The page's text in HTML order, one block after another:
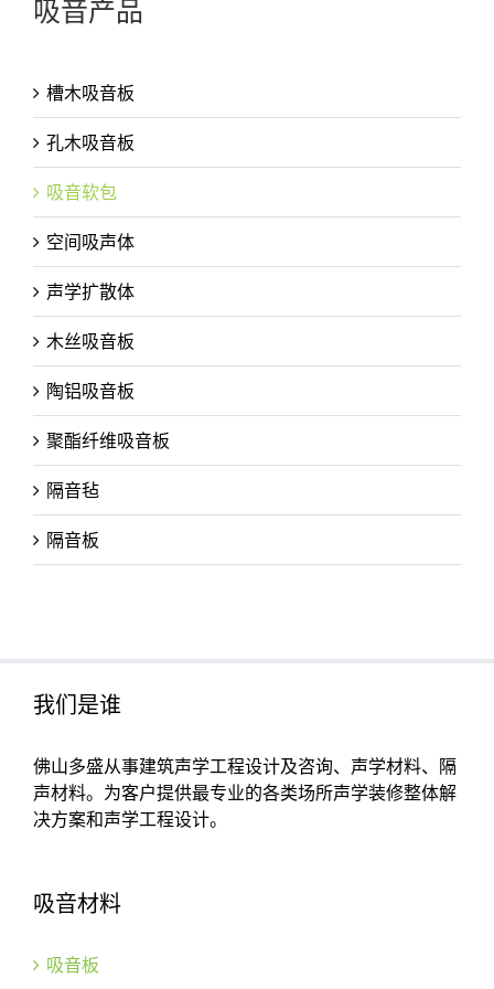
吸音产品
槽木吸音板
孔木吸音板
吸音软包
空间吸声体
声学扩散体
木丝吸音板
陶铝吸音板
聚酯纤维吸音板
隔音毡
隔音板
我们是谁
佛山多盛从事建筑声学工程设计及咨询、声学材料、隔
声材料。为客户提供最专业的各类场所声学装修整体解
决方案和声学工程设计。
吸音材料
吸音板